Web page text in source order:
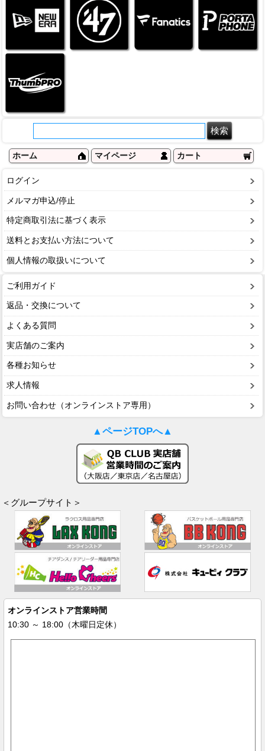
ホーム マイページ カート
ログイン
メルマガ申込/停止
特定商取引法に基づく表示
送料とお支払い方法について
個人情報の取扱いについて
ご利用ガイド
返品・交換について
よくある質問
実店舗のご案内
各種お知らせ
求人情報
お問い合わせ（オンラインストア専用）
▲ページTOPへ▲
＜グループサイト＞
オンラインストア営業時間
10:30 ～ 18:00（木曜日定休）